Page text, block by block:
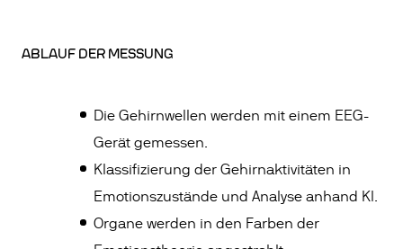
ABLAUF DER MESSUNG
Die Gehirnwellen werden mit einem EEG-
Gerät gemessen.
Klassifizierung der Gehirnaktivitäten in
Emotionszustände und Analyse anhand KI.
Organe werden in den Farben der